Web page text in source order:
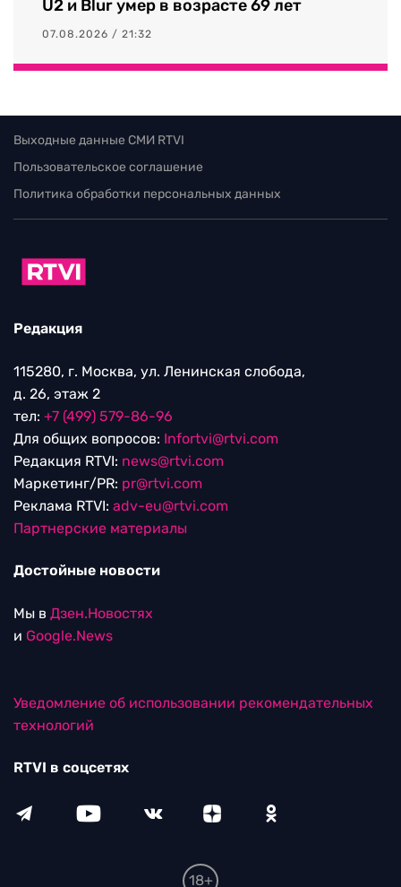
U2 и Blur умер в возрасте 69 лет
07.08.2026 / 21:32
Выходные данные СМИ RTVI
Пользовательское соглашение
Политика обработки персональных данных
Редакция
115280, г. Москва, ул. Ленинская слобода,
д. 26, этаж 2
тел: +7 (499) 579-86-96
Для общих вопросов: Infortvi@rtvi.com
Редакция RTVI: news@rtvi.com
Маркетинг/PR: pr@rtvi.com
Реклама RTVI: adv-eu@rtvi.com
Партнерские материалы
Достойные новости
Мы в Дзен.Новостях
и Google.News
Уведомление об использовании рекомендательных
технологий
RTVI в соцсетях
18+